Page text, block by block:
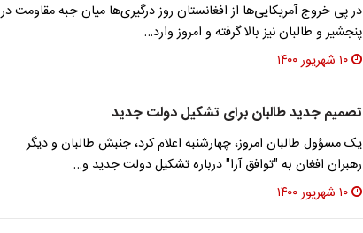
در پی خروج آمریکایی‌ها از افغانستان روز درگیری‌ها میان جبه مقاومت در
پنجشیر و طالبان نیز بالا گرفته و امروز وارد…
۱۰ شهریور ۱۴۰۰
تصمیم جدید طالبان برای تشکیل دولت جدید
یک مسؤول طالبان امروز، چهارشنبه اعلام کرد، جنبش طالبان و دیگر
رهبران افغان به "توافق آرا" درباره تشکیل دولت جدید و…
۱۰ شهریور ۱۴۰۰